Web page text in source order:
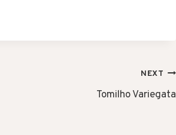
NEXT
Tomilho Variegata